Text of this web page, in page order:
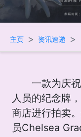
主页 > 资讯速递 >
一款为庆
人员的纪念牌
商店进行拍卖
员Chelsea